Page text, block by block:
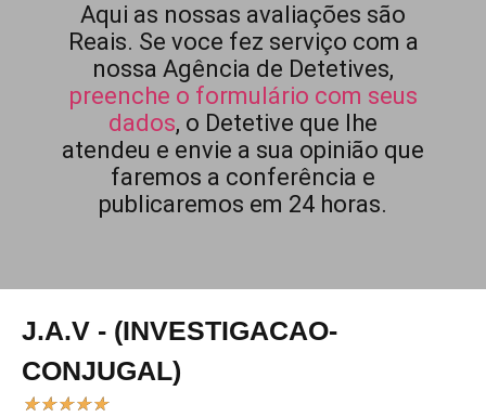
Aqui as nossas avaliações são
Reais. Se voce fez serviço com a
nossa Agência de Detetives,
preenche o formulário com seus
dados, o Detetive que lhe
atendeu e envie a sua opinião que
faremos a conferência e
publicaremos em 24 horas.
J.A.V - (INVESTIGACAO-
CONJUGAL)
★★★★★